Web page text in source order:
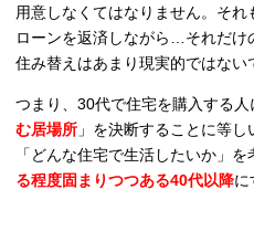
用意しなくてはなりません。そ
ローンを返済しながら…それだけ
住み替えはあまり現実的ではない
つまり、30代で住宅を購入する
む居場所 」を決断することに等し
「どんな住宅で生活したいか」を
る程度固まりつつある40代以降に